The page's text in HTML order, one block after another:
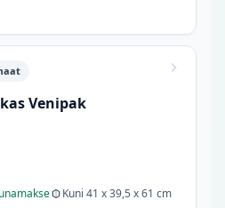
Venipak
Kuni 41 x 39,5 x 61 cm